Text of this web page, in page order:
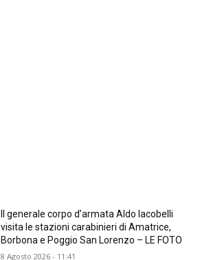
Il generale corpo d’armata Aldo Iacobelli
visita le stazioni carabinieri di Amatrice,
Borbona e Poggio San Lorenzo – LE FOTO
8 Agosto 2026 - 11:41